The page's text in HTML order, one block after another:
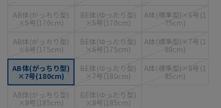
AB体(がっちり型)
×5号(170cm)
BE体(ゆったり型)
×5号(170cm)
A体(標準型)×6号(1
75cm)
AB体(がっちり型)
×6号(175cm)
BE体(ゆったり型)
×6号(175cm)
A体(標準型)×7号(1
80cm)
AB体(がっちり型)
×7号(180cm)
BE体(ゆったり型)
×7号(180cm)
A体(標準型)×8号(1
85cm)
AB体(がっちり型)
×8号(185cm)
BE体(ゆったり型)
×8号(185cm)